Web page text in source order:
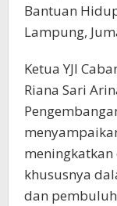
Bantuan
Lampung,
Ketua YJI
Riana Sari
khususnya
dan